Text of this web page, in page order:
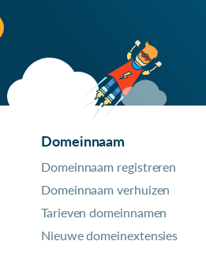
Domeinnaam
Domeinnaam registreren
Domeinnaam verhuizen
Tarieven domeinnamen
Nieuwe domeinextensies